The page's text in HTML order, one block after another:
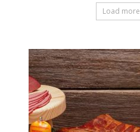
Load more